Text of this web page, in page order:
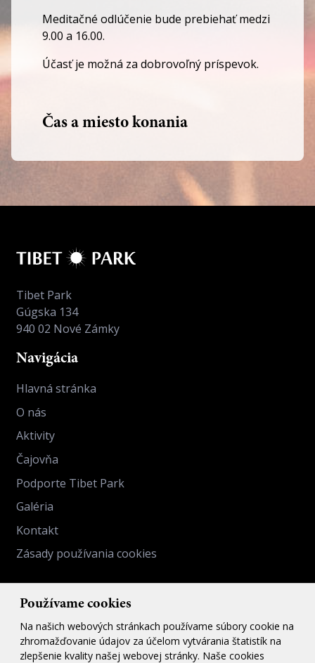
Meditačné odlúčenie bude prebiehať medzi
9.00 a 16.00.
Účasť je možná za dobrovoľný príspevok.
Čas a miesto konania
Používame cookies
Na našich webových stránkach používame súbory cookie na
zhromažďovanie údajov za účelom vytvárania štatistík na
zlepšenie kvality našej webovej stránky. Naše cookies
Tibet Park
Gúgska 134
940 02 Nové Zámky
Navigácia
Hlavná stránka
O nás
Aktivity
Čajovňa
Podporte Tibet Park
Galéria
Kontakt
Zásady používania cookies
Kontakt
info@jonang.sk
+421 904 591 347